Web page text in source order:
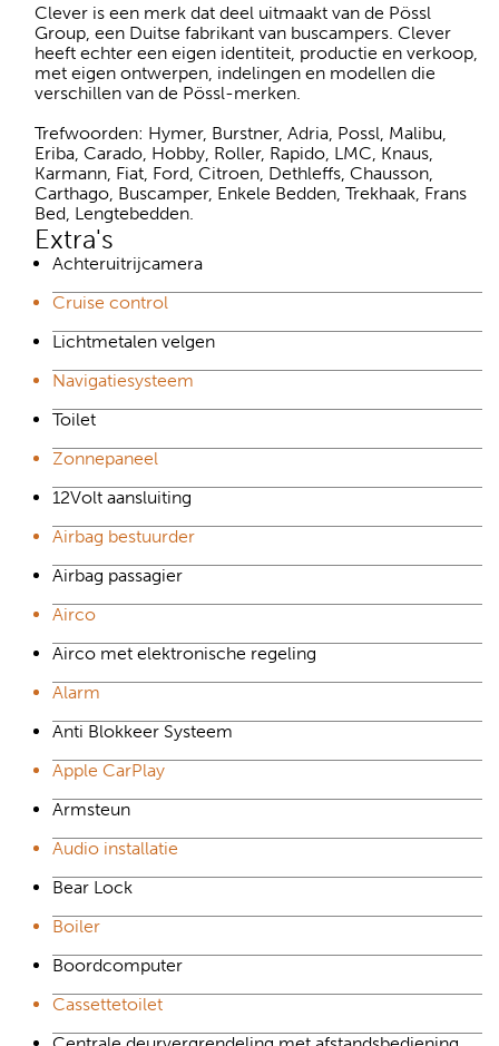
Clever is een merk dat deel uitmaakt van de Pössl
Group, een Duitse fabrikant van buscampers. Clever
heeft echter een eigen identiteit, productie en verkoop,
met eigen ontwerpen, indelingen en modellen die
verschillen van de Pössl-merken.
Trefwoorden: Hymer, Burstner, Adria, Possl, Malibu,
Eriba, Carado, Hobby, Roller, Rapido, LMC, Knaus,
Karmann, Fiat, Ford, Citroen, Dethleffs, Chausson,
Carthago, Buscamper, Enkele Bedden, Trekhaak, Frans
Bed, Lengtebedden.
Extra's
Achteruitrijcamera
Cruise control
Lichtmetalen velgen
Navigatiesysteem
Toilet
Zonnepaneel
12Volt aansluiting
Airbag bestuurder
Airbag passagier
Airco
Airco met elektronische regeling
Alarm
Anti Blokkeer Systeem
Apple CarPlay
Armsteun
Audio installatie
Bear Lock
Boiler
Boordcomputer
Cassettetoilet